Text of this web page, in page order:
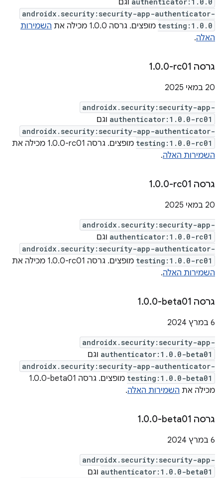
וגם
androidx.security:security-app-authenticator-
testing:1.0.0 מופצים. גרסה 1.0.0 מכילה את
השמירות
האלה.
גרסה ‎1 .0.0-rc01
‫20 במאי 2025
androidx.security:security-app-
authenticator:1.0.0-rc01 וגם
androidx.security:security-app-authenticator-
testing:1.0.0-rc01 מופצים. גרסה ‎1.0.0-rc01 מכילה את
השמירות האלה.
גרסה ‎1 .0.0-rc01
‫20 במאי 2025
androidx.security:security-app-
authenticator:1.0.0-rc01 וגם
androidx.security:security-app-authenticator-
testing:1.0.0-rc01 מופצים. גרסה ‎1.0.0-rc01 מכילה את
השמירות האלה.
גרסה ‎1 .0.0-beta01
6 במרץ 2024
androidx.security:security-app-
authenticator:1.0.0-beta01 וגם
androidx.security:security-app-authenticator-
testing:1.0.0-beta01
מופצים. גרסה ‎1.0.0-beta01
מכילה את השמירות האלה.
גרסה ‎1 .0.0-beta01
6 במרץ 2024
androidx.security:security-app-
authenticator:1.0.0-beta01 וגם